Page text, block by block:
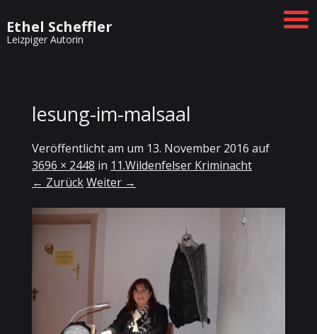
Ethel Scheffler
Leizpiger Autorin
lesung-im-malsaal
Veröffentlicht am um 13. November 2016 auf
3696 × 2448 in 11.Wildenfelser Kriminacht
← ZurückWeiter →